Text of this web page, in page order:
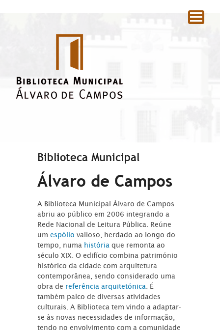
Biblioteca Municipal
Álvaro de Campos
A Biblioteca Municipal Álvaro de Campos
abriu ao público em 2006 integrando a
Rede Nacional de Leitura Pública. Reúne
umespóliovalioso, herdado ao longo do
tempo, numa história que remonta ao
século XIX. O edifício combina património
histórico da cidade com arquitetura
contemporânea, sendo considerado uma
obra de referência arquitetónica . É
também palco de diversas atividades
culturais. A Biblioteca tem vindo a adaptar-
se às novas necessidades de informação,
tendo no envolvimento com a comunidade